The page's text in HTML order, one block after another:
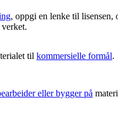
, oppgi en lenke til lisensen,
til kommersielle formål.
eller bygger på